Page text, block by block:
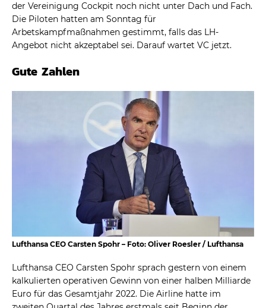
der Vereinigung Cockpit noch nicht unter Dach und Fach.
Die Piloten hatten am Sonntag für
Arbetskampfmaßnahmen gestimmt, falls das LH-
Angebot nicht akzeptabel sei. Darauf wartet VC jetzt.
Gute Zahlen
Lufthansa CEO Carsten Spohr – Foto: Oliver Roesler / Lufthansa
Lufthansa CEO Carsten Spohr sprach gestern von einem
kalkulierten operativen Gewinn von einer halben Milliarde
Euro für das Gesamtjahr 2022. Die Airline hatte im